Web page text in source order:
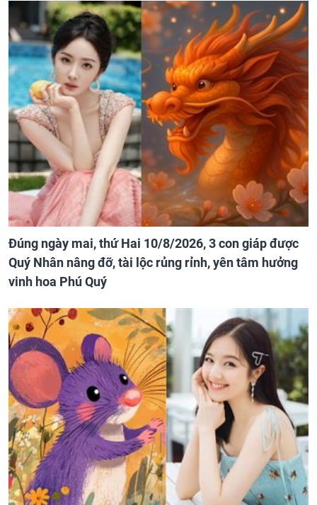
Đúng ngày mai, thứ Hai 10/8/2026, 3 con giáp được
Quý Nhân nâng đỡ, tài lộc rủng rỉnh, yên tâm hưởng
vinh hoa Phú Quý